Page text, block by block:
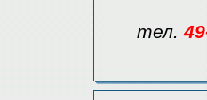
тел.